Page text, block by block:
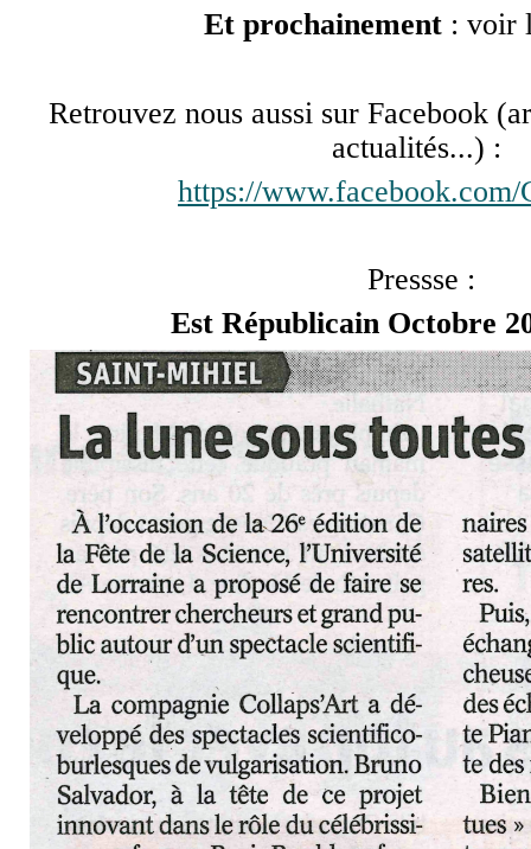
Et prochainement : voir
Retrouvez nous aussi sur Facebook
actualités...) :
https://
Pressse :
Est Républicain Octobre